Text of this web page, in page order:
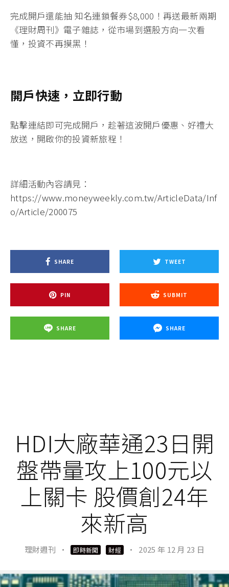
完成開戶還能抽 知名連鎖餐券$8,000！再送最新兩期
《理財周刊》電子雜誌 ，從市場到選股方向一次看
懂，投資不再摸黑！
開戶快速，立即行動
點擊連結即可完成開戶 ，趁著這波開戶優惠、好禮大
放送，開啟你的投資新旅程！
詳細活動內容請見：
https://www.moneyweekly.com.tw/ArticleData/Inf
o/Article/200075
SHARE TWEET
PIN SUBMIT
SHARE SHARE
HDI大廠華通23日開
盤帶量攻上100元以
上關卡 股價創24年
來新高
理財週刊 · 即時新聞 財經 · 2025 年 12 月 23 日